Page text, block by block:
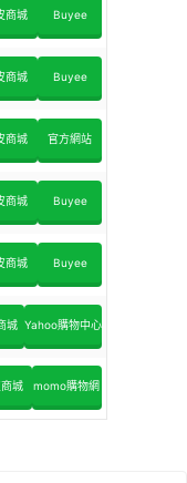
商城 Buyee
商城 Buyee
商城 官方網站
商城 Buyee
商城 Buyee
城 Yahoo購物中心
城 momo購物網